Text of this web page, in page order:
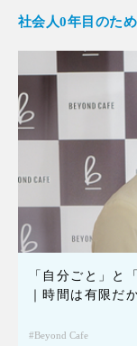
社会人0年目のた
「自分ごと」と
｜時間は有限だ
Beyond Cafe